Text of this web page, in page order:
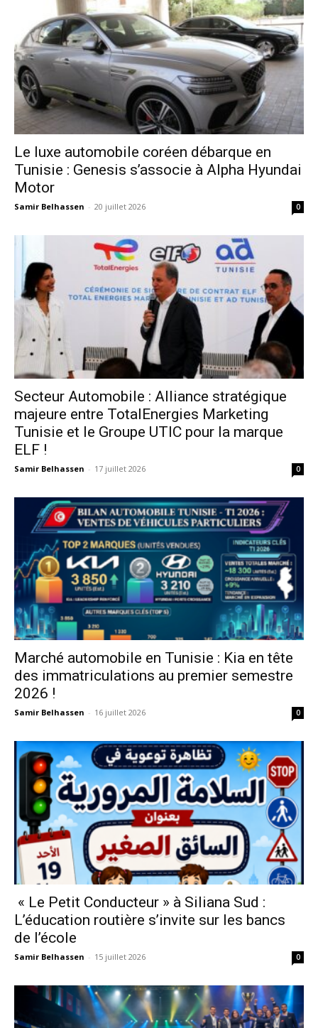
Le luxe automobile coréen débarque en
Tunisie : Genesis s’associe à Alpha Hyundai
Motor
Samir Belhassen - 20 juillet 2026 0
Secteur Automobile : Alliance stratégique
majeure entre TotalEnergies Marketing
Tunisie et le Groupe UTIC pour la marque
ELF !
Samir Belhassen - 17 juillet 2026 0
Marché automobile en Tunisie : Kia en tête
des immatriculations au premier semestre
2026 !
Samir Belhassen - 16 juillet 2026 0
« Le Petit Conducteur » à Siliana Sud :
L’éducation routière s’invite sur les bancs
de l’école
Samir Belhassen - 15 juillet 2026 0